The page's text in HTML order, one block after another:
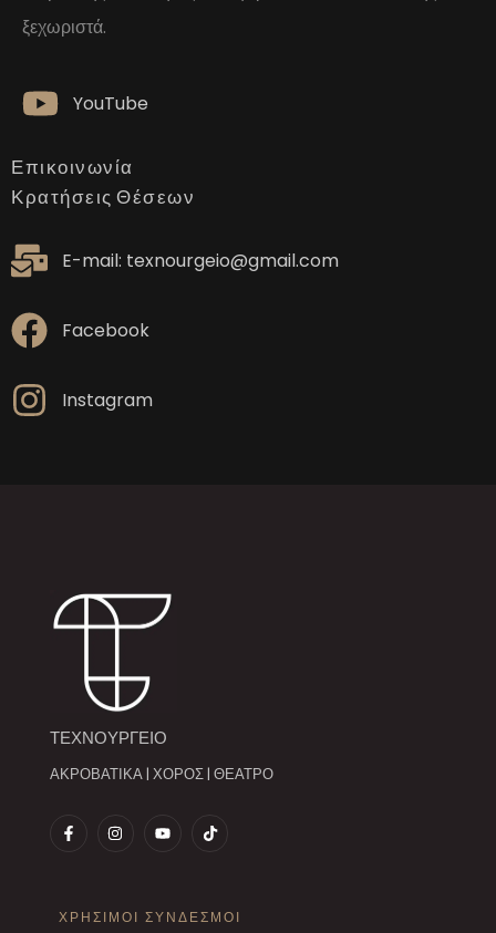
ξεχωριστά.
YouTube
Επικοινωνία
Κρατήσεις Θέσεων
E-mail: texnourgeio@gmail.com
Facebook
Instagram
ΤΕΧΝΟΥΡΓΕΙΟ
ΑΚΡΟΒΑΤΙΚΑ | ΧΟΡΟΣ | ΘΕΑΤΡΟ
ΧΡΗΣΙΜΟΙ ΣΥΝΔΕΣΜΟΙ